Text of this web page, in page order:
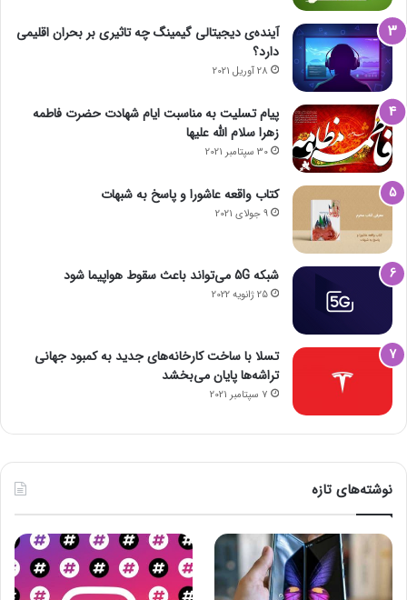
آینده‌ی دیجیتالی گیمینگ چه تاثیری بر بحران اقلیمی
دارد؟
28 آوریل 2021
پیام تسلیت به مناسبت ایام شهادت حضرت فاطمه
زهرا سلام الله علیها
30 سپتامبر 2021
کتاب واقعه عاشورا و پاسخ به شبهات
9 جولای 2021
شبکه 5G می‌تواند باعث سقوط هواپیما شود
25 ژانویه 2022
تسلا با ساخت کارخانه‌های جدید به کمبود جهانی
تراشه‌ها پایان می‌بخشد
7 سپتامبر 2021
نوشته‌های تازه